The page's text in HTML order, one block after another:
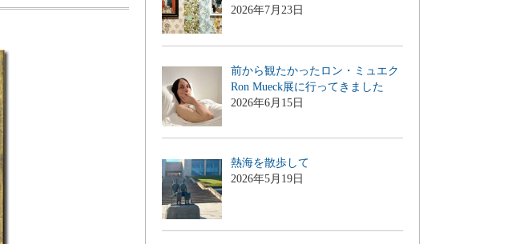
2026年7月23日
前から観たかったロン・ミュエク
Ron Mueck展に行ってきました
2026年6月15日
熱海を散歩して
2026年5月19日